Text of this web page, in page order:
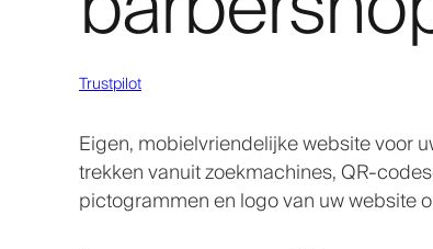
Trustpilot
Eigen, mobielvriendelijke website voor
trekken vanuit zoekmachines, QR-
pictogrammen en logo van uw website